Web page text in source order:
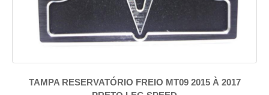
TAMPA RESERVATÓRIO FREIO MT09 2015 À 2017